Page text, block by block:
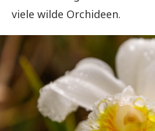
viele wilde Orchideen.